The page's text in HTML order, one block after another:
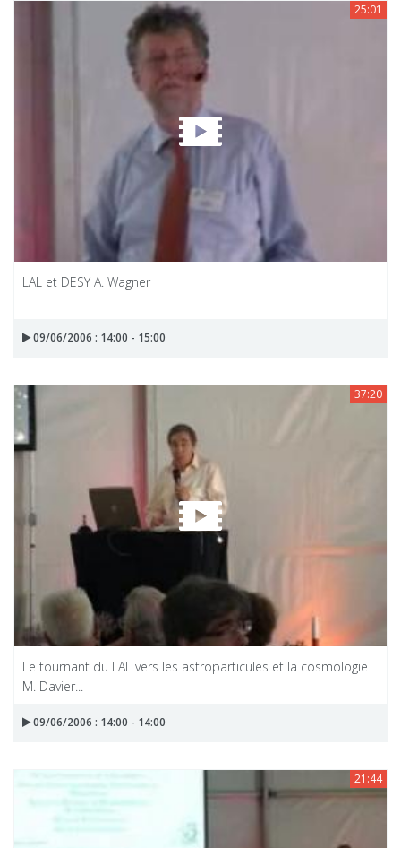
25:01
LAL et DESY A. Wagner
09/06/2006 : 14:00 - 15:00
37:20
Le tournant du LAL vers les astroparticules et la cosmologie
M. Davier...
09/06/2006 : 14:00 - 14:00
21:44